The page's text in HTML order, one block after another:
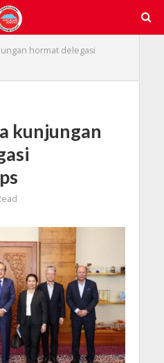
hormat delegasi
kunjungan